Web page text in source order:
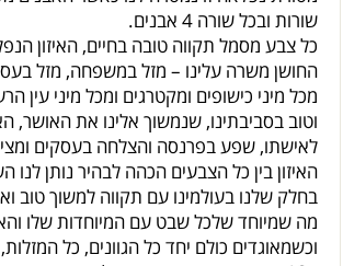
שורות ובכל שורה 4 אבנים.
כל צבע מסמל תקווה טובה בחיים, האיזון
החושן משרה עלינו – מזל במשפחה, מזל
מכל מיני כישופים ומקטרגים ומכל מיני עין
וטוב בסביבתינו, שנמשוך אלינו את האושר,
לאישתו, שפע בפרנסה והצלחה בעסקים
האיזון בין כל הצבעים הכהה לבהיר נותן
בחלק שלנו בעולמינו עם תקווה למשוך טוב
מה שמיוחד שלכל שבט עם המיוחדות שלו
וכשמאוגדים כולם יחד כל הגוונים, כל